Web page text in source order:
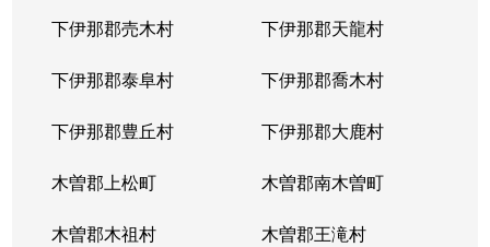
下伊那郡売木村 下伊那郡天龍村
下伊那郡泰阜村 下伊那郡喬木村
下伊那郡豊丘村 下伊那郡大鹿村
木曽郡上松町 木曽郡南木曽町
木曽郡木祖村 木曽郡王滝村